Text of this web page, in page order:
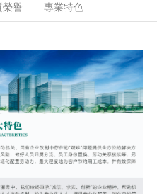
榮譽 專業特色